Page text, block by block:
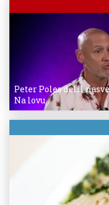
Peter Poles delil
Na lovu